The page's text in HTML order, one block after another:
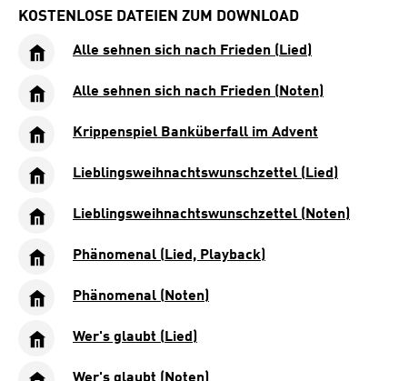
KOSTENLOSE DATEIEN ZUM DOWNLOAD
Alle sehnen sich nach Frieden (Lied)
Alle sehnen sich nach Frieden (Noten)
Krippenspiel Banküberfall im Advent
Lieblingsweihnachtswunschzettel (Lied)
Lieblingsweihnachtswunschzettel (Noten)
Phänomenal (Lied, Playback)
Phänomenal (Noten)
Wer's glaubt (Lied)
Wer's glaubt (Noten)